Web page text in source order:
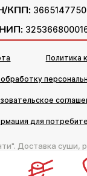
КПП:
Политика
обработку
для
Доставка суши,